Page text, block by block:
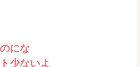
にな
少ないよ